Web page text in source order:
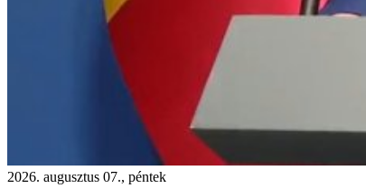
2026. augusztus 07., péntek